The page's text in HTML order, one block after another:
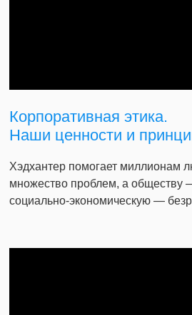
Корпоративная этика.
Наши ценности и
Хэдхантер помогает миллионам
множество проблем, а обществу
социально-экономическую —